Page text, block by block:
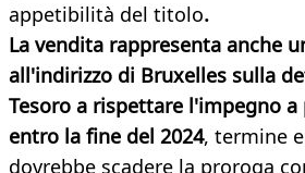
appetibilità del titolo.
La vendita rappresenta anche
all'indirizzo di Bruxelles sulla
Tesoro a rispettare l'impegno a
entro la fine del 2024, termine
dovrebbe scadere la proroga